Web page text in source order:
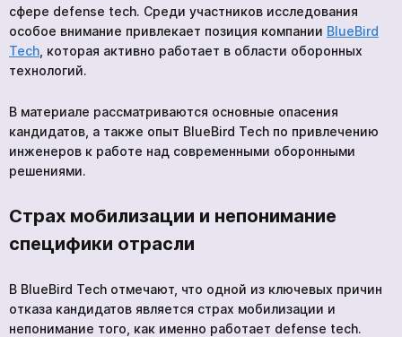
сфере defense tech. Среди участников исследования
особое внимание привлекает позиция компании BlueBird
Tech , которая активно работает в области оборонных
технологий.
В материале рассматриваются основные опасения
кандидатов, а также опыт BlueBird Tech по привлечению
инженеров к работе над современными оборонными
решениями.
Страх мобилизации и непонимание
специфики отрасли
В BlueBird Tech отмечают, что одной из ключевых причин
отказа кандидатов является страх мобилизации и
непонимание того, как именно работает defense tech.